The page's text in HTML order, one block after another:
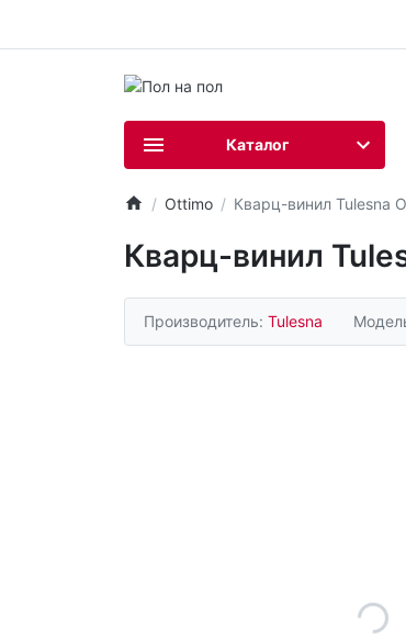
Каталог
Ottimo Кварц-винил Tulesna
Кварц-винил
Производитель: Tulesna